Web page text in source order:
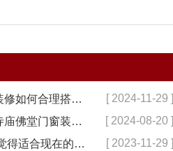
农村自建房与新中式装修如何合理搭配【冠墅阳光】 [ 2024-11-29 ]
预算不多，如何营造寺庙佛堂门窗装修【冠墅阳光】 [ 2024-08-20 ]
仿古的铝合金门窗,你觉得适合现在的装修吗?【冠墅阳光】 [ 2023-11-29 ]